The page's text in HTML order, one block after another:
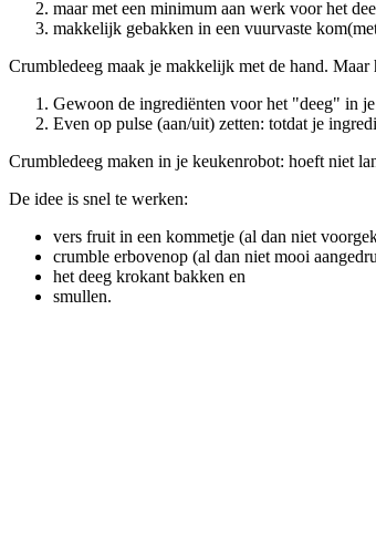
maar met een minimum aan werk voor het
makkelijk gebakken in een vuurvaste
Crumbledeeg maak je makkelijk met de hand. Maar
Gewoon de ingrediënten voor het "deeg" in
Even op pulse (aan/uit) zetten: totdat je
Crumbledeeg maken in je keukenrobot: hoeft niet
De idee is snel te werken:
vers fruit in een kommetje (al dan niet
crumble erbovenop (al dan niet mooi
het deeg krokant bakken en
smullen.